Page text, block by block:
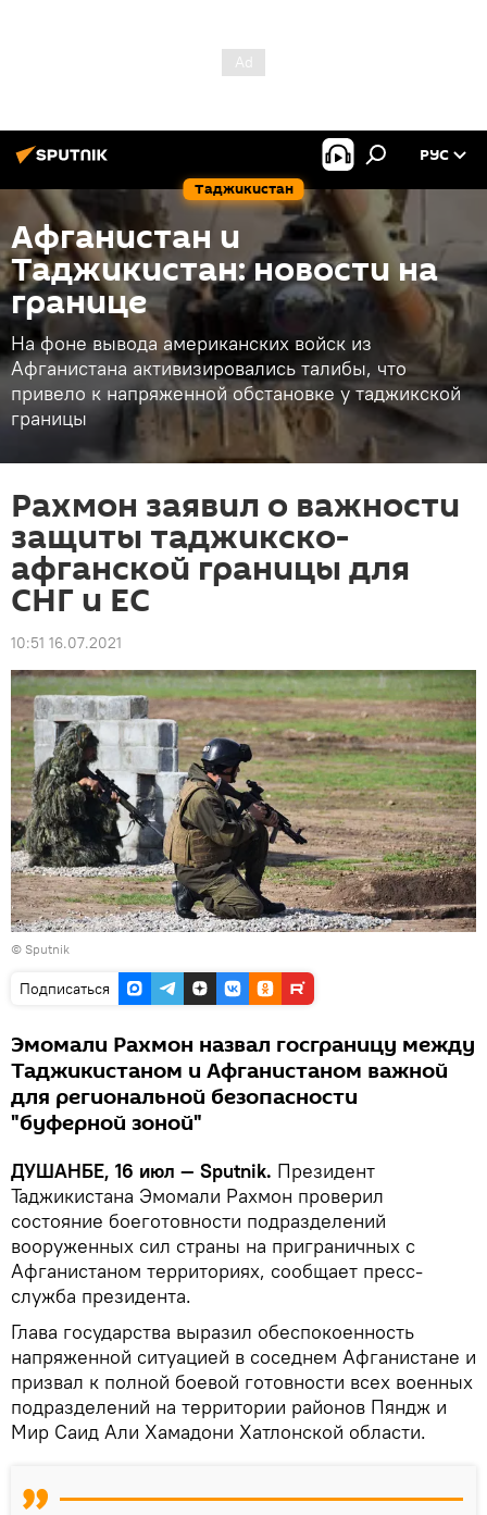
Таджикистан
РУС
Афганистан и
Таджикистан: новости на
границе
На фоне вывода американских войск из
Афганистана активизировались талибы, что
привело к напряженной обстановке у таджикской
границы
Рахмон заявил о важности
защиты таджикско-
афганской границы для
СНГ и ЕС
10:51 16.07.2021
© Sputnik
Подписаться
Эмомали Рахмон назвал госграницу между
Таджикистаном и Афганистаном важной
для региональной безопасности
"буферной зоной"
ДУШАНБЕ, 16 июл — Sputnik. Президент
Таджикистана Эмомали Рахмон проверил
состояние боеготовности подразделений
вооруженных сил страны на приграничных с
Афганистаном территориях, сообщает пресс-
служба президента.
Глава государства выразил обеспокоенность
напряженной ситуацией в соседнем Афганистане и
призвал к полной боевой готовности всех военных
подразделений на территории районов Пяндж и
Мир Саид Али Хамадони Хатлонской области.